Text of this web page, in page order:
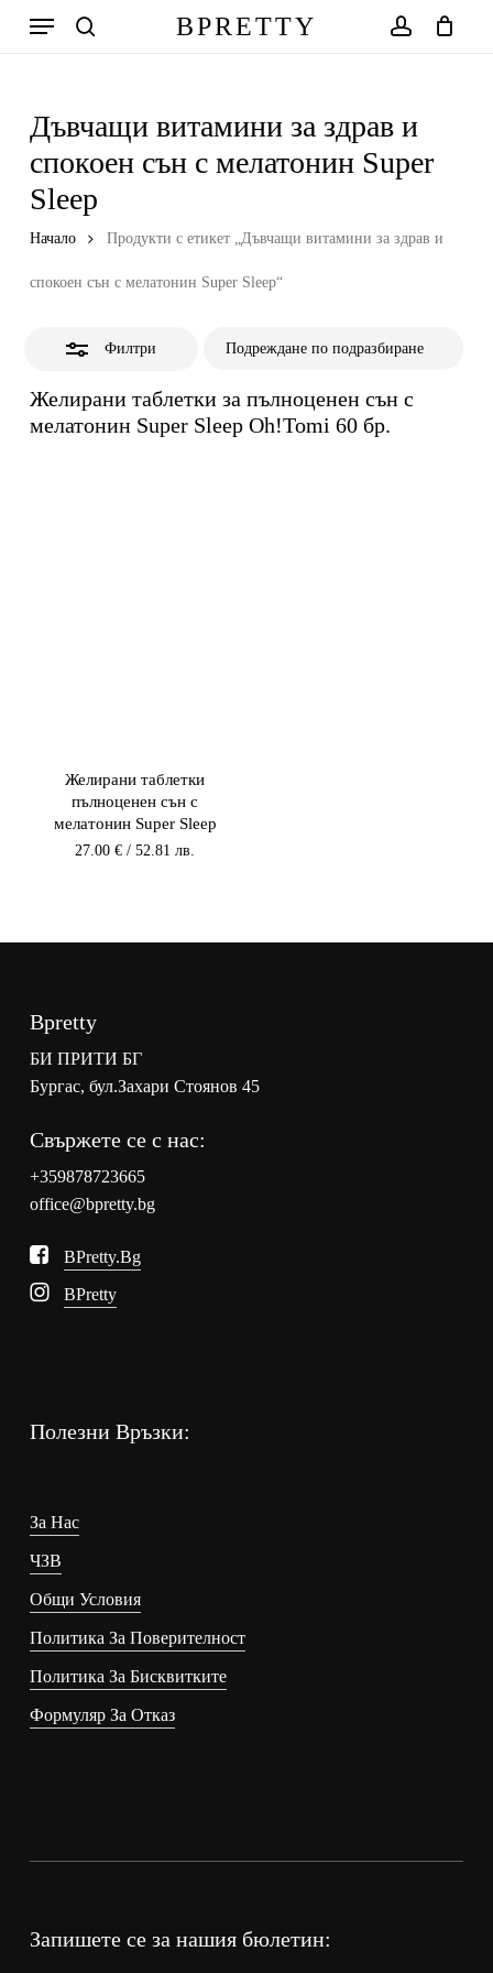
BPRETTY
Меню
Дъвчащи витамини за здрав и
спокоен сън с мелатонин Super
Sleep
Начало Продукти с етикет „Дъвчащи витамини за здрав и
спокоен сън с мелатонин Super Sleep“
Филтри
Желирани таблетки за пълноценен сън с
мелатонин Super Sleep Oh!Tomi 60 бр.
Желирани таблетки
пълноценен сън с
мелатонин Super Sleep
27.00€ / 52.81 лв.
Bpretty
БИ ПРИТИ БГ
Бургас, бул.Захари Стоянов 45
Свържете се с нас:
+359878723665
office@bpretty.bg
BPretty.bg
BPretty
Полезни Връзки:
За Нас
ЧЗВ
Общи Условия
Политика За Поверителност
Политика За Бисквитките
Формуляр За Отказ
Запишете се за нашия бюлетин: